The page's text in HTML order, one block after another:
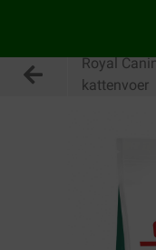
Royal
kattenvoer